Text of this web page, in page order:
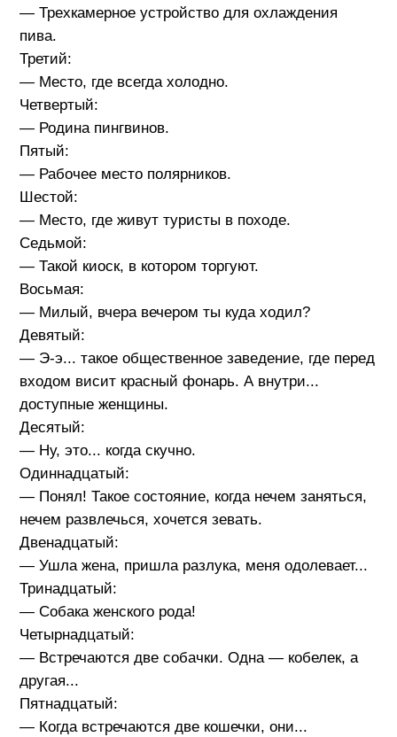
— Трехкамерное устройство для охлаждения
пива.
Третий:
— Место, где всегда холодно.
Четвертый:
— Родина пингвинов.
Пятый:
— Рабочее место полярников.
Шестой:
— Место, где живут туристы в походе.
Седьмой:
— Такой киоск, в котором торгуют.
Восьмая:
— Милый, вчера вечером ты куда ходил?
Девятый:
— Э-э... такое общественное заведение, где перед
входом висит красный фонарь. А внутри...
доступные женщины.
Десятый:
— Ну, это... когда скучно.
Одиннадцатый:
— Понял! Такое состояние, когда нечем заняться,
нечем развлечься, хочется зевать.
Двенадцатый:
— Ушла жена, пришла разлука, меня одолевает...
Тринадцатый:
— Собака женского рода!
Четырнадцатый:
— Встречаются две собачки. Одна — кобелек, а
другая...
Пятнадцатый:
— Когда встречаются две кошечки, они...